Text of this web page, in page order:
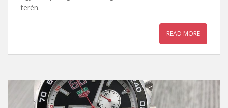
terén.
READ MORE